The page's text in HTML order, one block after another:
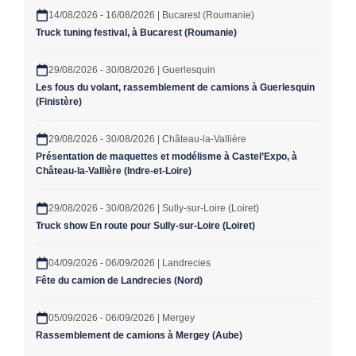
14/08/2026 - 16/08/2026 | Bucarest (Roumanie)
Truck tuning festival, à Bucarest (Roumanie)
29/08/2026 - 30/08/2026 | Guerlesquin
Les fous du volant, rassemblement de camions à Guerlesquin
(Finistère)
29/08/2026 - 30/08/2026 | Château-la-Vallière
Présentation de maquettes et modélisme à Castel’Expo, à
Château-la-Vallière (Indre-et-Loire)
29/08/2026 - 30/08/2026 | Sully-sur-Loire (Loiret)
Truck show En route pour Sully-sur-Loire (Loiret)
04/09/2026 - 06/09/2026 | Landrecies
Fête du camion de Landrecies (Nord)
05/09/2026 - 06/09/2026 | Mergey
Rassemblement de camions à Mergey (Aube)